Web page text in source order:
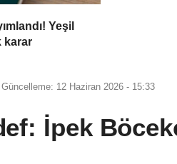
Yeşil
karar
Güncelleme: 12 Haziran 2026 - 15:33
İpek